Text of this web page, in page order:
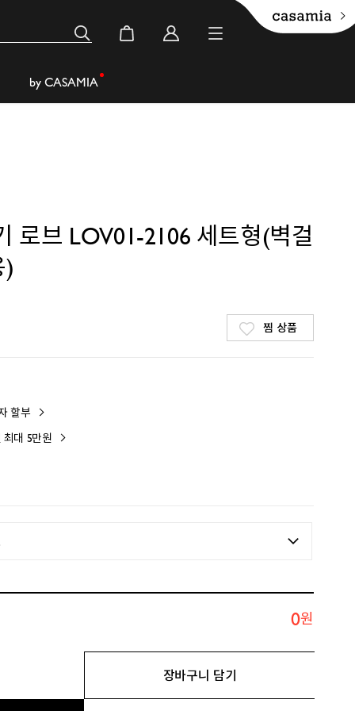
by CASAMIA
로브 LOV01-2106 세트형(벽걸
찜 상품
할부
최대 5만원
0원
장바구니 담기